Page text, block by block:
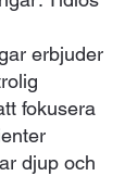
erbjuder
fokusera
djup och